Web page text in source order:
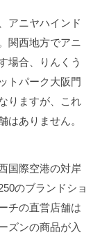
アニヤハインド
関西地方でアニ
場合、りんくう
トパーク大阪門
りますが、これ
はありません。
国際空港の対岸
のブランドショ
チの直営店舗は
ズンの商品が入